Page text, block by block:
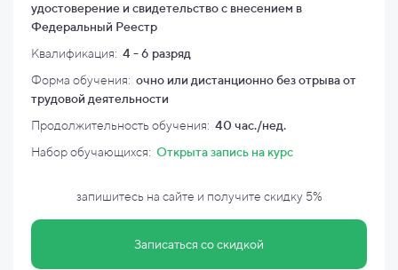
удостоверение и свидетельство с внесением в
Федеральный Реестр
Квалификация: 4 - 6 разряд
Форма обучения: очно или дистанционно без отрыва от
трудовой деятельности
Продолжительность обучения: 40 час./нед.
Набор обучающихся: Открыта запись на курс
запишитесь на сайте и получите скидку 5%
Записаться со скидкой